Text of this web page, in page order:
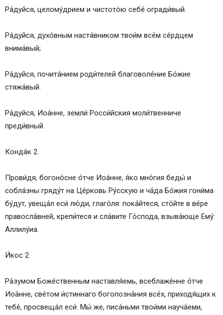
Кондак 6
Кондак 7
Икос 7
Икос 8
Кондак 9
Кондак 10
Икос 10
Икос 11
Икос 12
Кондак 13
Икос 1
Кондак 1
Слушать акафист Иоанну Кронштадтскому
Ра́дуйся, целому́дрием и чистото́ю себе́ огради́вый.
Ра́дуйся, духо́вным наста́вником твои́м все́м се́рдцем
внима́вый;
Ра́дуйся, почита́нием роди́телей благоволе́ние Бо́жие
стяжа́вый.
Ра́дуйся, Иоа́нне, земли́ Росси́йския моли́твенниче
преди́вный.
Конда́к 2.
Прови́дя, богоно́сне о́тче Иоа́нне, я́ко мно́гия беды́ и
собла́зны гряду́т на Це́рковь Ру́сскую и ча́да Бо́жия гони́ма
бу́дут, увеща́л еси́ лю́ди, глаго́ля: пока́йтеся, сто́йте в ве́ре
правосла́вней, крепи́теся и сла́вите Го́спода, взыва́юще Ему́:
Аллилу́иа.
И́кос 2.
Ра́зумом Боже́ственным наставля́емь, всеблаже́нне о́тче
Иоа́нне, све́том и́стиннаго богопозна́ния все́х, приходя́щих к
тебе́, просвеща́л еси́. Мы́ же, писа́ньми твои́ми науча́еми,